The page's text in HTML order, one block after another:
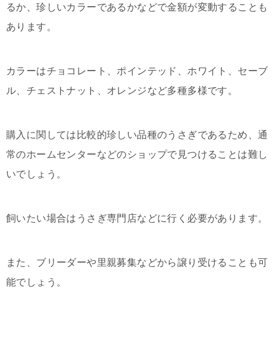
るか、珍しいカラーであるかなどで金額が変動することも
あります。
カラーはチョコレート、ポインテッド、ホワイト、セーブ
ル、チェストナット、オレンジなど多種多様です。
購入に関しては比較的珍しい品種のうさぎであるため、通
常のホームセンターなどのショップで見つけることは難し
いでしょう。
飼いたい場合はうさぎ専門店などに行く必要があります。
また、ブリーダーや里親募集などから譲り受けることも可
能でしょう。